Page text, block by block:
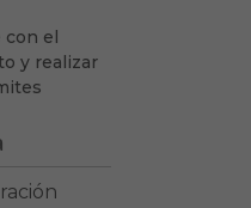
con el
y realizar